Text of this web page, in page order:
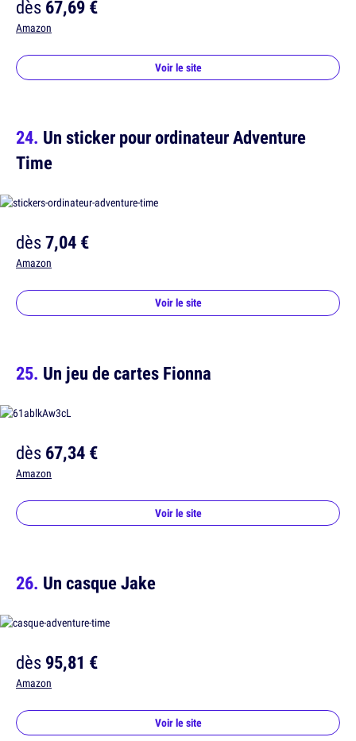
dès67,69 €
Amazon
Voir le site
Un sticker pour ordinateur Adventure
Time
dès7,04 €
Amazon
Voir le site
Un jeu de cartes Fionna
dès67,34 €
Amazon
Voir le site
Un casque Jake
dès95,81 €
Amazon
Voir le site